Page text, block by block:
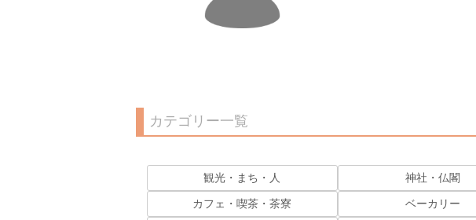
カテゴリー一覧
観光・まち・人 神社・仏閣
カフェ・喫茶・茶寮 ベーカリー